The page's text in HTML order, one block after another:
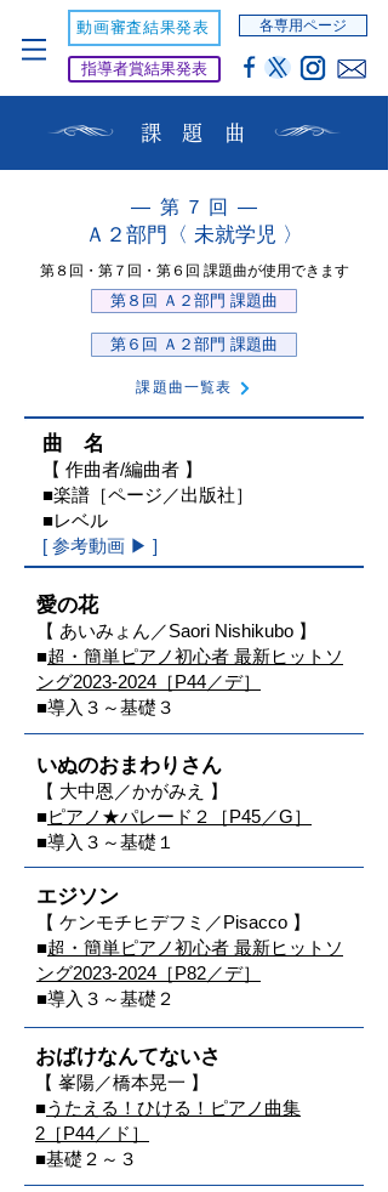
動画審査結果発表
指導者賞結果発表
各専用ページ
課 題 曲
― 第 ７ 回 ―
Ａ２部門〈 未就学児 〉
第８回 ・ 第７回・ 第６回 課題曲が使用できます
第８回 Ａ２部門 課題曲
第６回 Ａ２部門 課題曲
課題曲一覧表
曲 名
【 作曲者/編曲者 】
■楽譜 ［ページ／出版社］
■レベル
​[ 参考動画 ▶ ]
愛の花
【 あいみょん ／Saori Nishikubo 】
■超・簡単ピアノ初心者 最新ヒットソ
ング2023-2024［P44／デ］
■​導入３～基礎３
いぬのおまわりさん
【 大中恩／かがみえ 】
■ピアノ★パレード２［P45／G］
■導入３～基礎１
エジソン
【 ケンモチヒデフミ／Pisacco 】
■超・簡単ピアノ初心者 最新ヒットソ
ング2023-2024［P82／デ］
■導入３～基礎２
おばけなんてないさ
【 峯陽／橋本晃一 】
■うたえる！ひける！ピアノ曲集
2［P44／ド］
■基礎２～３